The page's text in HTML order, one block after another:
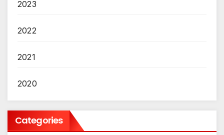
2023
2022
2021
2020
Categories